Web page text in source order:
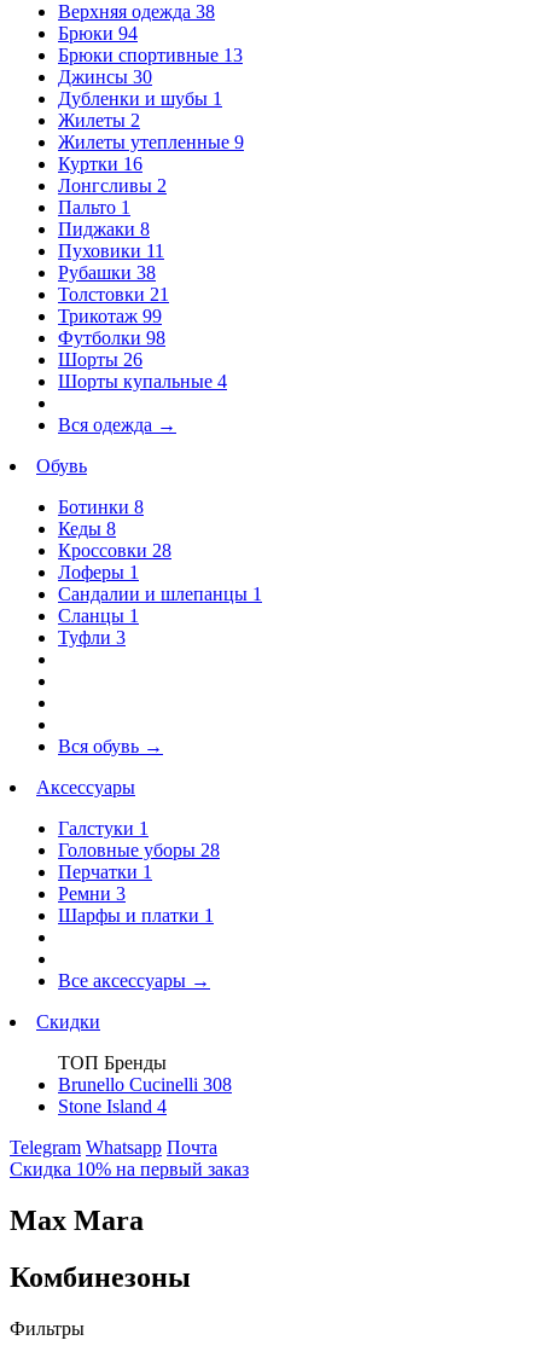
Верхняя одежда 38
Брюки 94
Брюки спортивные 13
Джинсы 30
Дубленки и шубы 1
Жилеты 2
Жилеты утепленные 9
Куртки 16
Лонгсливы 2
Пальто 1
Пиджаки 8
Пуховики 11
Рубашки 38
Толстовки 21
Трикотаж 99
Футболки 98
Шорты 26
Шорты купальные 4
Вся одежда →
Обувь
Ботинки 8
Кеды 8
Кроссовки 28
Лоферы 1
Сандалии и шлепанцы 1
Сланцы 1
Туфли 3
Вся обувь →
Аксессуары
Галстуки 1
Головные уборы 28
Перчатки 1
Ремни 3
Шарфы и платки 1
Все аксессуары →
Скидки
ТОП Бренды
Brunello Cucinelli 308
Stone Island 4
Telegram Whatsapp Почта
Скидка 10% на первый заказ
Max Mara
Комбинезоны
Фильтры